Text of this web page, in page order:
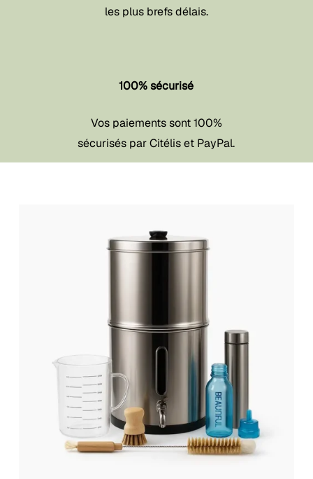
les plus brefs délais.
100% sécurisé
Vos paiements sont 100%
sécurisés par Citélis et PayPal.